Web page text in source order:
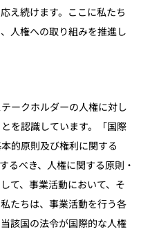
え続けます。ここに私たち
人権への取り組みを推進し
ークホルダーの人権に対し
を認識しています。「国際
的原則及び権利に関する
るべき、人権に関する原則・
て、事業活動において、そ
たちは、事業活動を行う各
該国の法令が国際的な人権